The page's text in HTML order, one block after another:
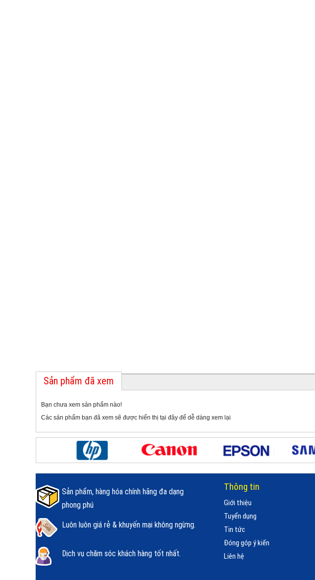
Sản phẩm đã xem
Bạn chưa xem sản phẩm nào!
Các sản phẩm bạn đã xem sẽ được hiển thị tại đây để dễ dàng xem lại
Sản phẩm, hàng hóa chính hãng đa dạng
phong phú
Luôn luôn giá rẻ & khuyến mại không ngừng.
Dịch vụ chăm sóc khách hàng tốt nhất.
Thông tin
Giới thiệu
Tuyển dụng
Tin tức
Đóng góp ý kiến
Liên hệ